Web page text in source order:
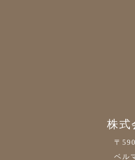
株式
〒
ベル